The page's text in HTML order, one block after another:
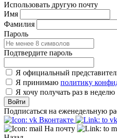
Использовать другую почту
Имя
Фамилия
Пароль
Подтвердите пароль
Я официальный
Я принимаю политику
Я хочу получать раз в
Войти
Подписаться на еженедельную
Вконтакте
На почту